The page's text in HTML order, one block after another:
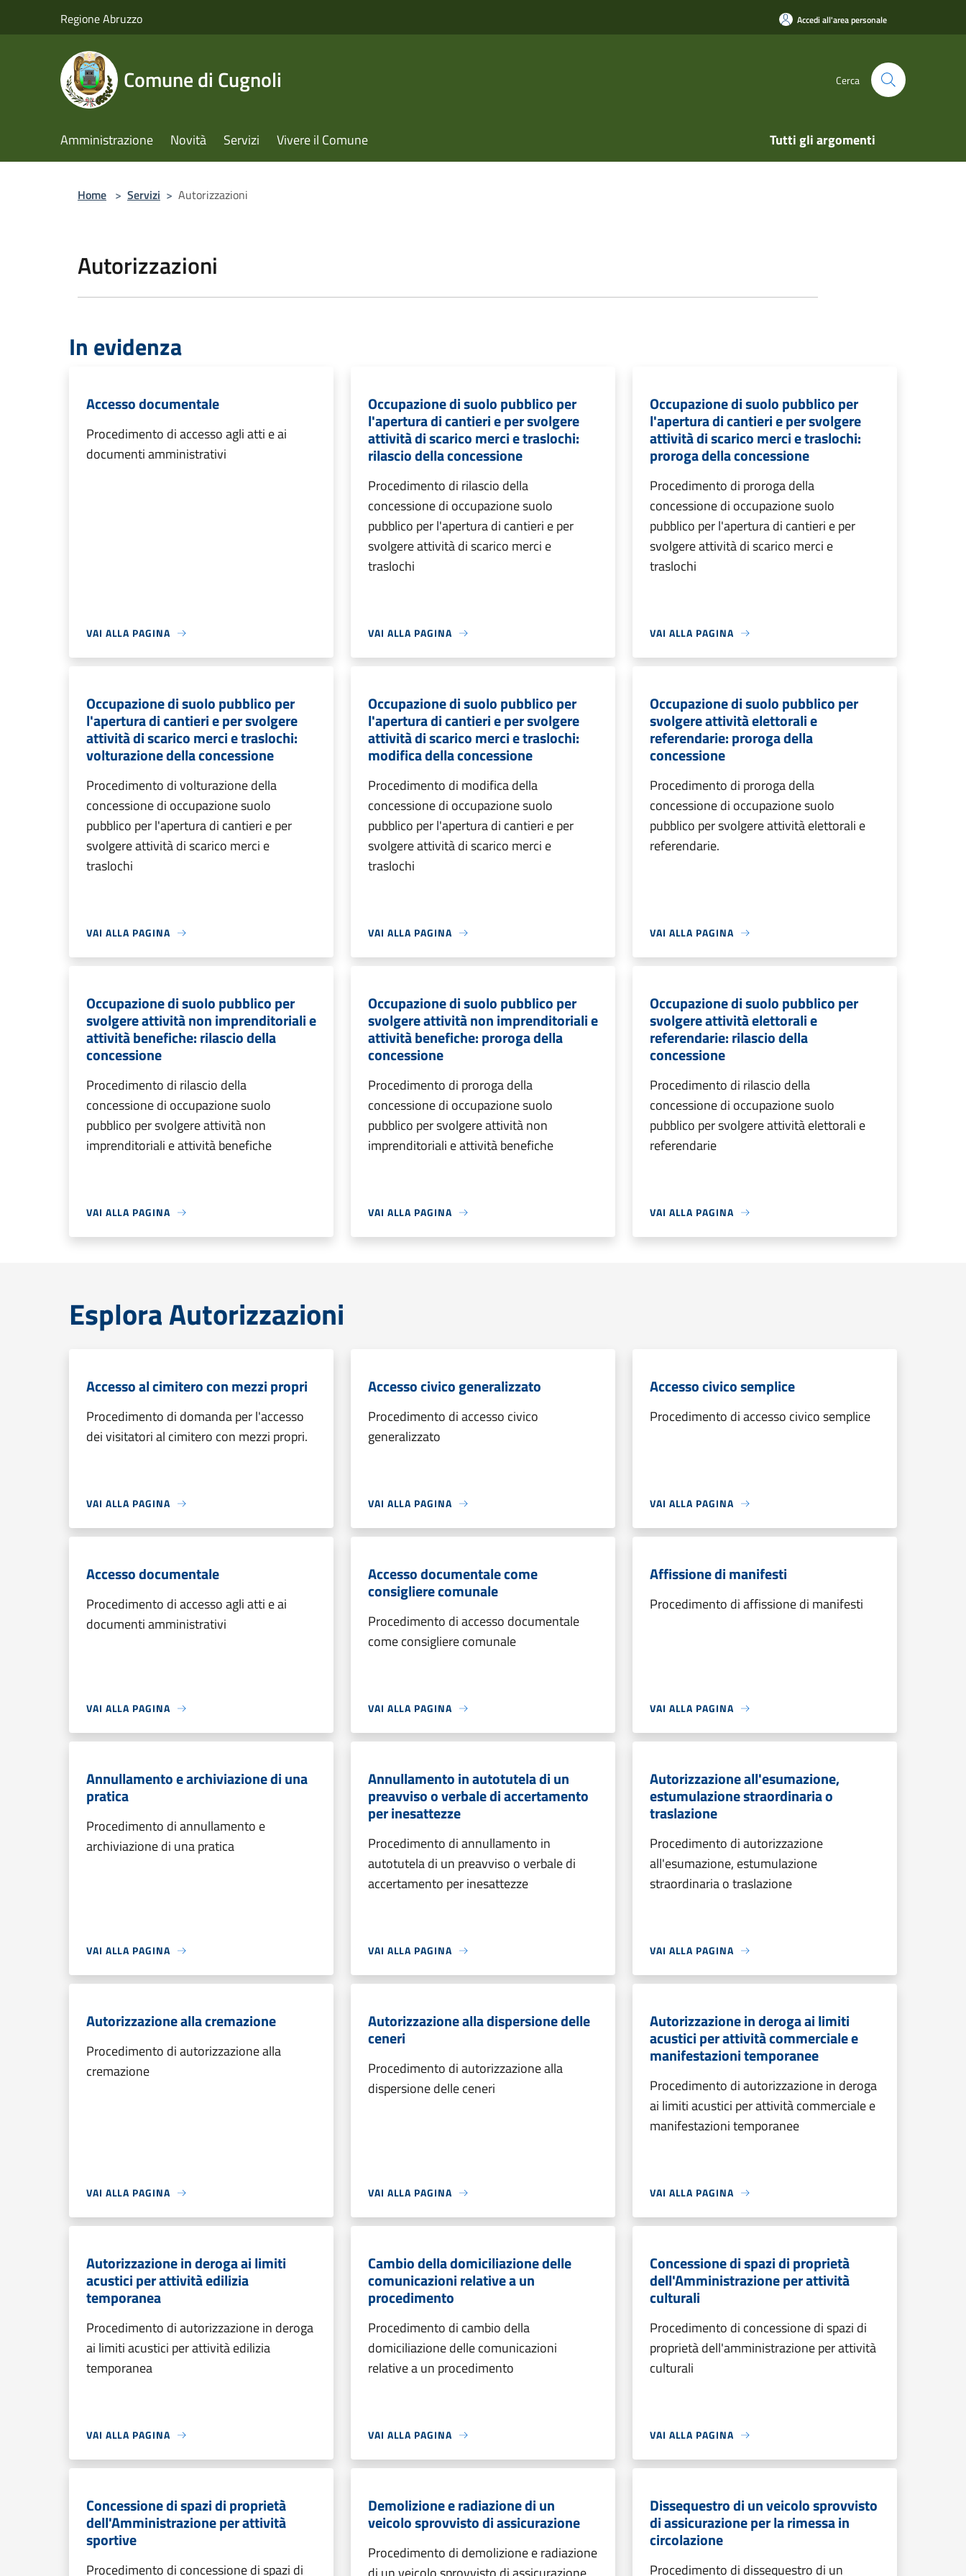
Regione Abruzzo Accedi all'area personale
Comune di Cugnoli Cerca
Amministrazione Novità Servizi Vivere il Comune Tutti gli argomenti
Home > Servizi > Autorizzazioni
Autorizzazioni
In evidenza
Accesso documentale
Procedimento di accesso agli atti e ai
documenti amministrativi
VAI ALLA PAGINA
Occupazione di suolo pubblico per
l'apertura di cantieri e per svolgere
attività di scarico merci e traslochi:
rilascio della concessione
Procedimento di rilascio della
concessione di occupazione suolo
pubblico per l'apertura di cantieri e per
svolgere attività di scarico merci e
traslochi
VAI ALLA PAGINA
Occupazione di suolo pubblico per
l'apertura di cantieri e per svolgere
attività di scarico merci e traslochi:
proroga della concessione
Procedimento di proroga della
concessione di occupazione suolo
pubblico per l'apertura di cantieri e per
svolgere attività di scarico merci e
traslochi
VAI ALLA PAGINA
Occupazione di suolo pubblico per
l'apertura di cantieri e per svolgere
attività di scarico merci e traslochi:
volturazione della concessione
Procedimento di volturazione della
concessione di occupazione suolo
pubblico per l'apertura di cantieri e per
svolgere attività di scarico merci e
traslochi
VAI ALLA PAGINA
Occupazione di suolo pubblico per
l'apertura di cantieri e per svolgere
attività di scarico merci e traslochi:
modifica della concessione
Procedimento di modifica della
concessione di occupazione suolo
pubblico per l'apertura di cantieri e per
svolgere attività di scarico merci e
traslochi
VAI ALLA PAGINA
Occupazione di suolo pubblico per
svolgere attività elettorali e
referendarie: proroga della
concessione
Procedimento di proroga della
concessione di occupazione suolo
pubblico per svolgere attività elettorali e
referendarie.
VAI ALLA PAGINA
Occupazione di suolo pubblico per
svolgere attività non imprenditoriali e
attività benefiche: rilascio della
concessione
Procedimento di rilascio della
concessione di occupazione suolo
pubblico per svolgere attività non
imprenditoriali e attività benefiche
VAI ALLA PAGINA
Occupazione di suolo pubblico per
svolgere attività non imprenditoriali e
attività benefiche: proroga della
concessione
Procedimento di proroga della
concessione di occupazione suolo
pubblico per svolgere attività non
imprenditoriali e attività benefiche
VAI ALLA PAGINA
Occupazione di suolo pubblico per
svolgere attività elettorali e
referendarie: rilascio della
concessione
Procedimento di rilascio della
concessione di occupazione suolo
pubblico per svolgere attività elettorali e
referendarie
VAI ALLA PAGINA
Esplora Autorizzazioni
Accesso al cimitero con mezzi propri
Procedimento di domanda per l'accesso
dei visitatori al cimitero con mezzi propri.
VAI ALLA PAGINA
Accesso civico generalizzato
Procedimento di accesso civico
generalizzato
VAI ALLA PAGINA
Accesso civico semplice
Procedimento di accesso civico semplice
VAI ALLA PAGINA
Accesso documentale
Procedimento di accesso agli atti e ai
documenti amministrativi
VAI ALLA PAGINA
Accesso documentale come
consigliere comunale
Procedimento di accesso documentale
come consigliere comunale
VAI ALLA PAGINA
Affissione di manifesti
Procedimento di affissione di manifesti
VAI ALLA PAGINA
Annullamento e archiviazione di una
pratica
Procedimento di annullamento e
archiviazione di una pratica
VAI ALLA PAGINA
Annullamento in autotutela di un
preavviso o verbale di accertamento
per inesattezze
Procedimento di annullamento in
autotutela di un preavviso o verbale di
accertamento per inesattezze
VAI ALLA PAGINA
Autorizzazione all'esumazione,
estumulazione straordinaria o
traslazione
Procedimento di autorizzazione
all'esumazione, estumulazione
straordinaria o traslazione
VAI ALLA PAGINA
Autorizzazione alla cremazione
Procedimento di autorizzazione alla
cremazione
VAI ALLA PAGINA
Autorizzazione alla dispersione delle
ceneri
Procedimento di autorizzazione alla
dispersione delle ceneri
VAI ALLA PAGINA
Autorizzazione in deroga ai limiti
acustici per attività commerciale e
manifestazioni temporanee
Procedimento di autorizzazione in deroga
ai limiti acustici per attività commerciale e
manifestazioni temporanee
VAI ALLA PAGINA
Autorizzazione in deroga ai limiti
acustici per attività edilizia
temporanea
Procedimento di autorizzazione in deroga
ai limiti acustici per attività edilizia
temporanea
VAI ALLA PAGINA
Cambio della domiciliazione delle
comunicazioni relative a un
procedimento
Procedimento di cambio della
domiciliazione delle comunicazioni
relative a un procedimento
VAI ALLA PAGINA
Concessione di spazi di proprietà
dell'Amministrazione per attività
culturali
Procedimento di concessione di spazi di
proprietà dell'amministrazione per attività
culturali
VAI ALLA PAGINA
Concessione di spazi di proprietà
dell'Amministrazione per attività
sportive
Procedimento di concessione di spazi di
Demolizione e radiazione di un
veicolo sprovvisto di assicurazione
Procedimento di demolizione e radiazione
Dissequestro di un veicolo sprovvisto
di assicurazione per la rimessa in
circolazione
Procedimento di dissequestro di un